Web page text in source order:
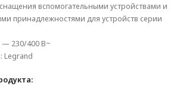
вспомогательными устройствами и
принадлежностями для устройств серии
230/400 В~
Legrand